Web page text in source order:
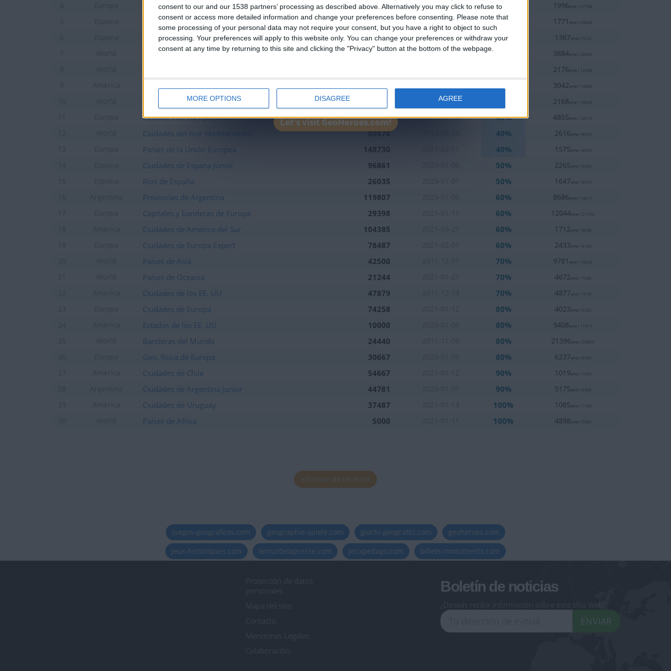
consent to our and our 1538 partners’ processing as described above. Alternatively you may click to refuse to
consent or access more detailed information and change your preferences before consenting.
Please note that
some processing of your personal data may not require your consent, but you have a right to object to such
processing. Your preferences will apply to this website only. You can change your preferences or withdraw your
consent at any time by returning to this site and clicking the "Privacy" button at the bottom of the webpage.
MORE OPTIONS DISAGREE AGREE
Países de Europa 169693 2021-01-17 10% 1996eme / 37748
Provincias de España 230613 2023-01-06 10% 1771 eme / 33544
Ciudades de Espana 100503 2023-01-14 20% 1367eme / 7216
Ciudades de Mundo 153172 2011-11-30 3884eme / 20942
2176eme / 12280
3042eme / 14459
Países del Oriente Medio 2011-12-18 2168eme / 10034
Ciudades de Europa Junior 89421 2022-02-26 40% 4855eme / 12210
Ciudades del mar Mediterráneo 80878 40% 2616eme / 8543
Países de la Unión Europea 148730 40% 1575eme / 4933
Ciudades de Espana Junior 96861 50% 2265eme / 5459
Ríos de España 26035 50% 1647eme / 3573
Provincias de Argentina 119807 60% 8686eme / 14671
Capitales y banderas de Europa 29398 60% 12044eme / 21106
Ciudades de America del Sur 104385 60% 1712eme / 3096
Ciudades de Europa Expert 78487 60% 2433eme / 4126
Países de Asia 42500 70% 9781 eme / 14524
Países de Oceanía 21244 70% 4672eme / 7240
Ciudades de los EE. UU 47879 70% 4877eme / 7076
Ciudades de Europa 74258 80% 4023eme / 5332
Estados de los EE. UU 10000 80% 9408eme / 11911
Banderas del Mundo 24440 80% 21396eme / 29855
Geo. física de Europa 30667 80% 6237eme / 8765
Ciudades de Chile 54667 90% 1019eme / 1209
Ciudades de Argentina Junior 44781 90% 5175eme / 6398
Ciudades de Uruguay 37487 100% 1085eme / 1188
Países de Africa 5000 100% 4898eme / 5085
Informar de un error
juegos-geograficos.com geographie-spiele.com giochi-geografici.com
geoheroes.com
jeux-historiques.com
lemurdelapresse.com jeuxpedago.com billets-monuments.com
Protección de datos
personales
Mapa del sitio
Contacto
Menciones Legales
Colaboración
Boletín de noticias
¿Deseas recibir información sobre este sitio Web?
ENVIAR
leaderboards!
Let's visit GeoHeroes.com!